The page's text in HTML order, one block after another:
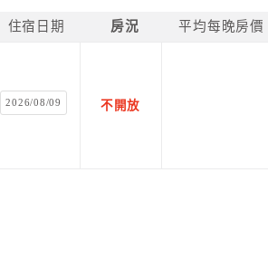
住宿日期 房況 平均每晚房價
2026/08/09 不開放